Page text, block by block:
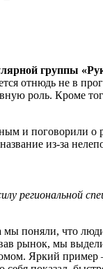
группы
отнюдь не в
роль. Кроме
и поговорили о
из-за
региональной
поняли, что
рынок, мы
Яркий